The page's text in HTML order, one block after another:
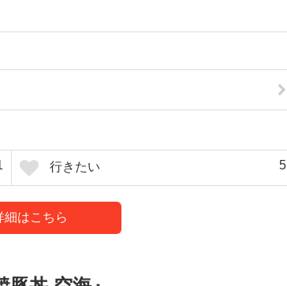
行きたい 5
細はこちら